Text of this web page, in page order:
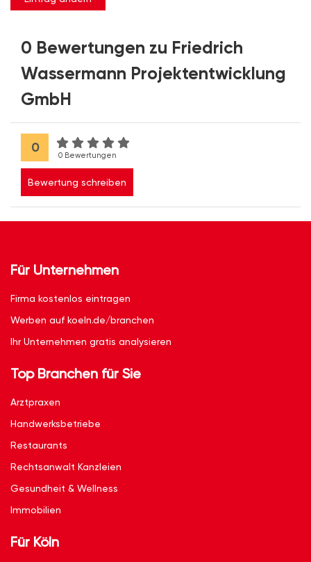
0 Bewertungen zu Friedrich
Wassermann Projektentwicklung
GmbH
0
0 Bewertungen
Bewertung schreiben
Für Unternehmen
Firma kostenlos eintragen
Werben auf koeln.de/branchen
Ihr Unternehmen gratis analysieren
Top Branchen für Sie
Arztpraxen
Handwerksbetriebe
Restaurants
Rechtsanwalt Kanzleien
Gesundheit & Wellness
Immobilien
Für Köln